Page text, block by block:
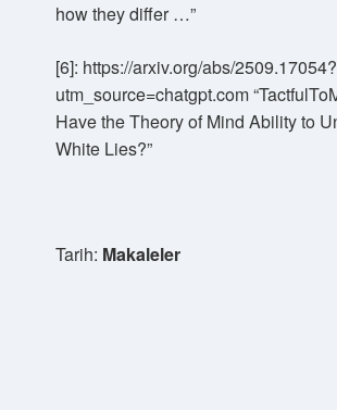
how they differ …”
[6]: https://arxiv.org/abs/2509.17054?
utm_source=chatgpt.com
Have the Theory of Mind Ability to
White Lies?”
Tarih: Makaleler